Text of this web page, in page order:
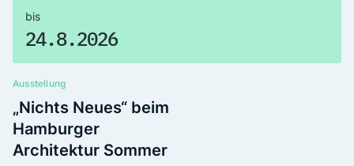
bis
24.8.2026
Ausstellung
„Nichts Neues“ beim
Hamburger
Architektur Sommer